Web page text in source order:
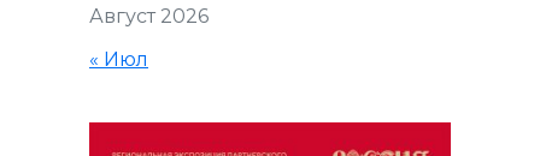
Август 2026
« Июл